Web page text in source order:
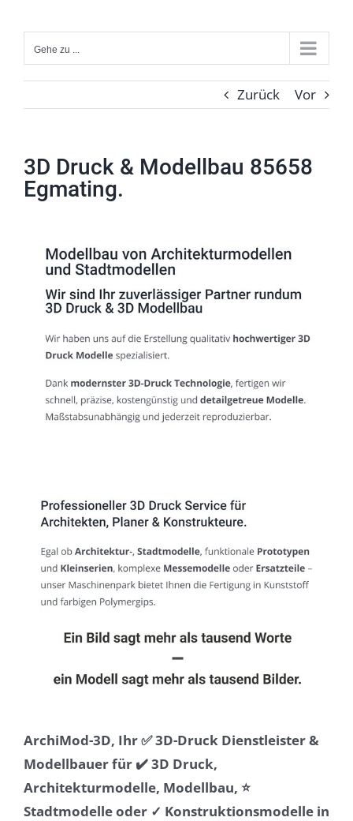
Inhalt
springenGehe zu ...
Zurück Vor
3D Druck & Modellbau 85658
Egmating.
ArchiMod-3D, Ihr ✅ 3D-Druck Dienstleister &
Modellbauer für ✔️ 3D Druck,
Architekturmodelle, Modellbau, ⭐
Stadtmodelle oder ✓ Konstruktionsmodelle in